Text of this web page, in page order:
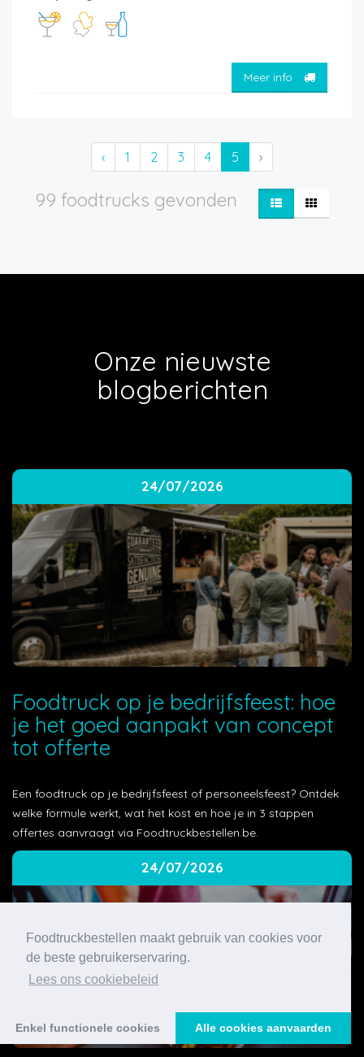
Foodtruckbestellen maakt gebruik van cookies voor
de beste gebruikerservaring.
Lees ons cookiebeleid
Enkel functionele cookies Alle cookies aanvaarden
Meer info
‹ 1 2 3 4 5 ›
99 foodtrucks gevonden
Onze nieuwste
blogberichten
24/07/2026
Foodtruck op je bedrijfsfeest: hoe
je het goed aanpakt van concept
tot offerte
Een foodtruck op je bedrijfsfeest of personeelsfeest? Ontdek
welke formule werkt, wat het kost en hoe je in 3 stappen
offertes aanvraagt via Foodtruckbestellen.be.
24/07/2026